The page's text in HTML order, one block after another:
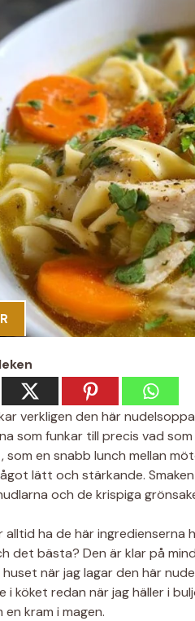
verkligen den här
som funkar till precis vad
som en snabb lunch mellan
lätt och stärkande.
och de krispiga
alltid ha de här ingredienserna
det bästa? Den är klar på
när jag lagar den här
i köket redan när jag häller i
en kram i magen.